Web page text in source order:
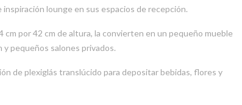
lounge en sus espacios de recepción.
cm por 42 cm de altura, la convierten en un pequeño mueble
pequeños salones privados.
de plexiglás translúcido para depositar bebidas, flores y